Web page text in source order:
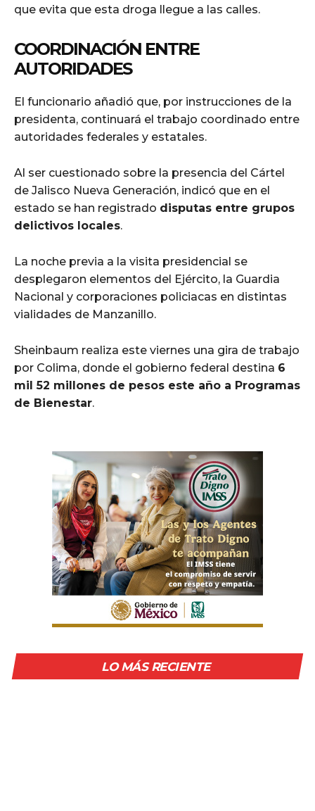
que evita que esta droga llegue a las calles.
COORDINACIÓN ENTRE
AUTORIDADES
El funcionario añadió que, por instrucciones de la
presidenta, continuará el trabajo coordinado entre
autoridades federales y estatales.
Al ser cuestionado sobre la presencia del Cártel
de Jalisco Nueva Generación, indicó que en el
estado se han registrado disputas entre grupos
delictivos locales.
La noche previa a la visita presidencial se
desplegaron elementos del Ejército, la Guardia
Nacional y corporaciones policiacas en distintas
vialidades de Manzanillo.
Sheinbaum realiza este viernes una gira de trabajo
por Colima, donde el gobierno federal destina 6
mil 52 millones de pesos este año a Programas
de Bienestar.
LO MÁS RECIENTE